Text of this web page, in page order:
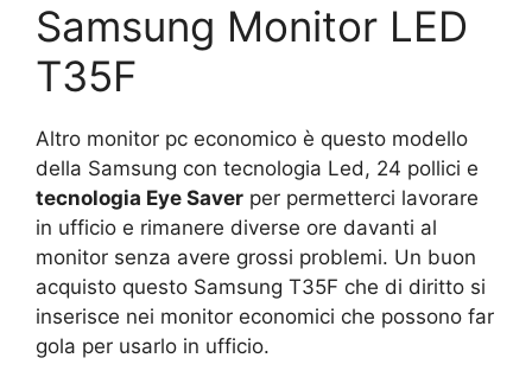
Samsung Monitor LED
T35F
Altro monitor pc economico è questo modello
della Samsung con tecnologia Led, 24 pollici e
tecnologia Eye Saver per permetterci lavorare
in ufficio e rimanere diverse ore davanti al
monitor senza avere grossi problemi. Un buon
acquisto questo Samsung T35F che di diritto si
inserisce nei monitor economici che possono far
gola per usarlo in ufficio.